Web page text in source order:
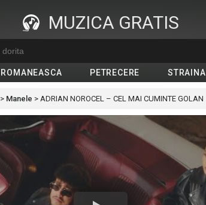
MUZICA GRATIS
ROMANEASCA PETRECERE STRAINA
> Manele > ADRIAN NOROCEL – CEL MAI CUMINTE GOLAN